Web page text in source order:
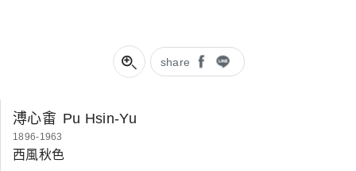
share
溥心畬 Pu Hsin-Yu
1896-1963
西風秋色